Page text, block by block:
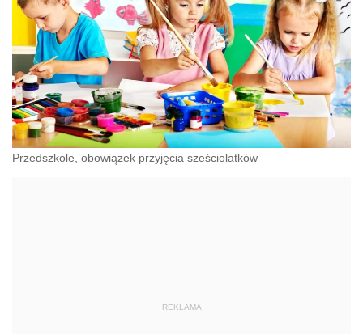
Przedszkole, obowiązek przyjęcia sześciolatków